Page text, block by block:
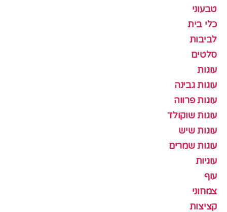
טבעוני
כלי בית
לביבות
סלטים
עוגות
עוגות גבינה
עוגות פרווה
עוגות שוקולד
עוגות שיש
עוגות שמרים
עוגיות
עוף
צמחוני
קציצות